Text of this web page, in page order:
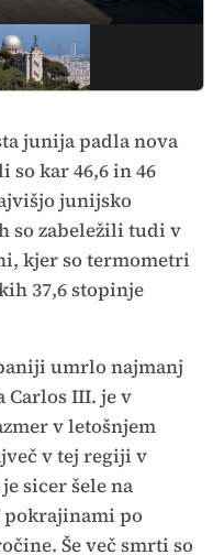
junija padla nova
kar 46,6 in 46
junijsko
so zabeležili tudi v
kjer so termometri
37,6 stopinje
umrlo najmanj
Carlos III. je v
v letošnjem
v tej regiji v
sicer šele na
pokrajinami po
Še več smrti so